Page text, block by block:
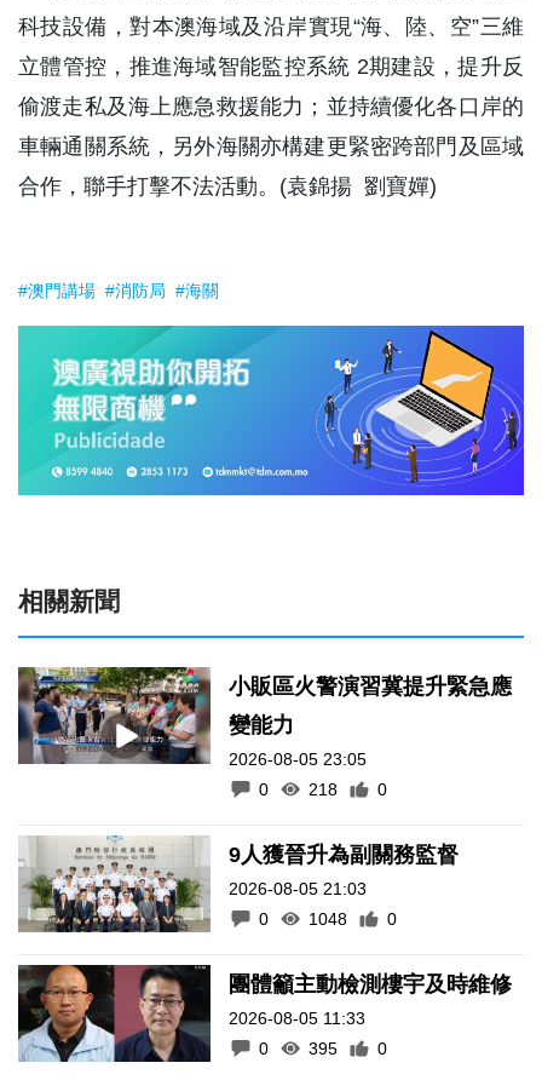
科技設備，對本澳海域及沿岸實現“海、陸、空”三維
立體管控，推進海域智能監控系統 2期建設，提升反
偷渡走私及海上應急救援能力；並持續優化各口岸的
車輛通關系統，另外海關亦構建更緊密跨部門及區域
合作，聯手打擊不法活動。(袁錦揚 劉寶嬋)
#澳門講場 #消防局 #海關
相關新聞
小販區火警演習冀提升緊急應
變能力
2026-08-05 23:05
0
218 0
9人獲晉升為副關務監督
2026-08-05 21:03
0
1048 0
團體籲主動檢測樓宇及時維修
2026-08-05 11:33
0
395 0